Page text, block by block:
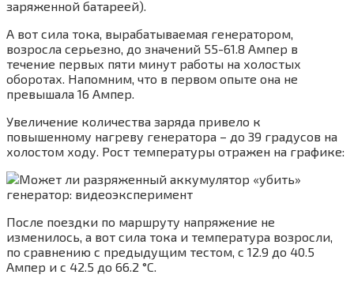
заряженной батареей).
А вот сила тока, вырабатываемая генератором,
возросла серьезно, до значений 55-61.8 Ампер в
течение первых пяти минут работы на холостых
оборотах. Напомним, что в первом опыте она не
превышала 16 Ампер.
Увеличение количества заряда привело к
повышенному нагреву генератора – до 39 градусов на
холостом ходу. Рост температуры отражен на графике:
После поездки по маршруту напряжение не
изменилось, а вот сила тока и температура возросли,
по сравнению с предыдущим тестом, с 12.9 до 40.5
Ампер и с 42.5 до 66.2 °C.